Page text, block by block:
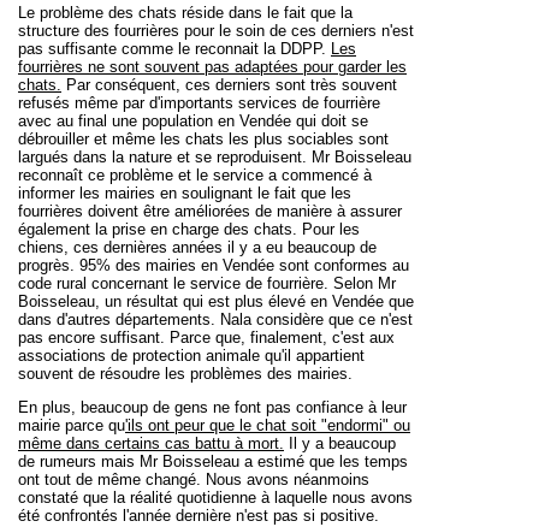
Le problème des chats réside dans le fait que la
structure des fourrières pour le soin de ces derniers n'est
pas suffisante comme le reconnait la DDPP. Les
fourrières ne sont souvent pas adaptées pour garder les
chats. Par conséquent, ces derniers sont très souvent
refusés même par d'importants services de fourrière
avec au final une population en Vendée qui doit se
débrouiller et même les chats les plus sociables sont
largués dans la nature et se reproduisent. Mr Boisseleau
reconnaît ce problème et le service a commencé à
informer les mairies en soulignant le fait que les
fourrières doivent être améliorées de manière à assurer
également la prise en charge des chats. Pour les
chiens, ces dernières années il y a eu beaucoup de
progrès. 95% des mairies en Vendée sont conformes au
code rural concernant le service de fourrière. Selon Mr
Boisseleau, un résultat qui est plus élevé en Vendée que
dans d'autres départements. Nala considère que ce n'est
pas encore suffisant. Parce que, finalement, c'est aux
associations de protection animale qu'il appartient
souvent de résoudre les problèmes des mairies.
En plus, beaucoup de gens ne font pas confiance à leur
mairie parce qu'ils ont peur que le chat soit "endormi" ou
même dans certains cas battu à mort. Il y a beaucoup
de rumeurs mais Mr Boisseleau a estimé que les temps
ont tout de même changé. Nous avons néanmoins
constaté que la réalité quotidienne à laquelle nous avons
été confrontés l'année dernière n'est pas si positive.